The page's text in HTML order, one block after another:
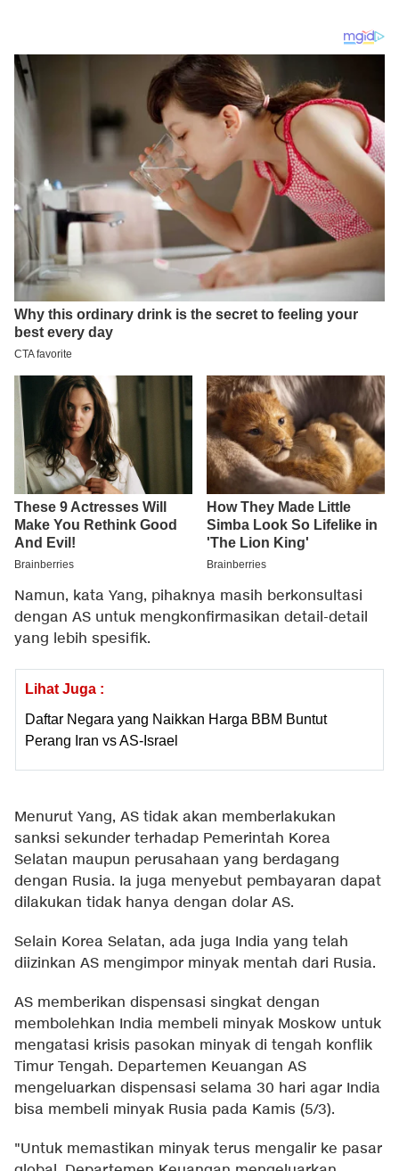
Namun, kata Yang, pihaknya masih berkonsultasi
dengan AS untuk mengkonfirmasikan detail-detail
yang lebih spesifik.
Lihat Juga :
Daftar Negara yang Naikkan Harga BBM Buntut
Perang Iran vs AS-Israel
Menurut Yang, AS tidak akan memberlakukan
sanksi sekunder terhadap Pemerintah Korea
Selatan maupun perusahaan yang berdagang
dengan Rusia. Ia juga menyebut pembayaran dapat
dilakukan tidak hanya dengan dolar AS.
Selain Korea Selatan, ada juga India yang telah
diizinkan AS mengimpor minyak mentah dari Rusia.
AS memberikan dispensasi singkat dengan
membolehkan India membeli minyak Moskow untuk
mengatasi krisis pasokan minyak di tengah konflik
Timur Tengah. Departemen Keuangan AS
mengeluarkan dispensasi selama 30 hari agar India
bisa membeli minyak Rusia pada Kamis (5/3).
"Untuk memastikan minyak terus mengalir ke pasar